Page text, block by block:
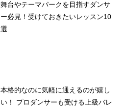
舞台やテーマパークを目指すダンサ
ー必見！受けておきたいレッスン10
選
本格的なのに気軽に通えるのが嬉し
い！ プロダンサーも受ける上級バレ